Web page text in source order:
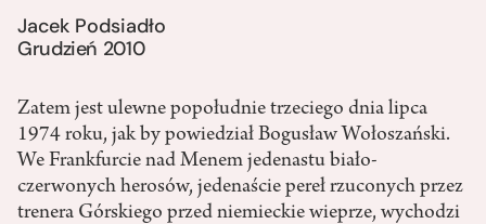
Jacek Podsiadło
Grudzień 2010
Zatem jest ulewne popołudnie trzeciego dnia lipca
1974 roku, jak by powiedział Bogusław Wołoszański.
We Frankfurcie nad Menem jedenastu biało-
czerwonych herosów, jedenaście pereł rzuconych przez
trenera Górskiego przed niemieckie wieprze, wychodzi